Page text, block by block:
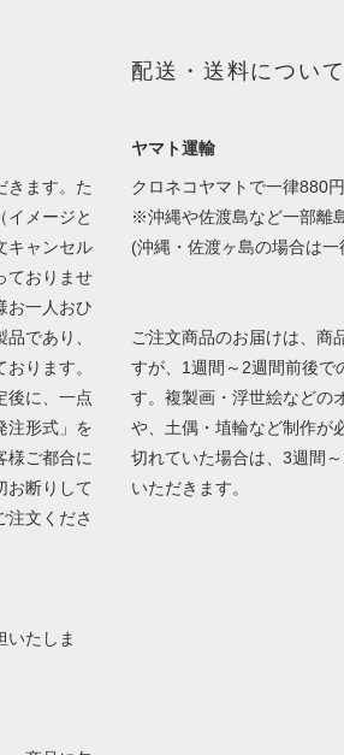
きます。た
イメージと
キャンセル
ておりませ
お一人おひ
であり、
ります。
後に、一点
注形式」を
様ご都合に
お断りして
注文くださ
いたしま
配送・送料について
ヤマト運輸
クロネコヤマトで一律880円
※沖縄や佐渡島など一部離
(沖縄・佐渡ヶ島の場合は
ご注文商品のお届けは、商
すが、1週間～2週間前後で
す。複製画・浮世絵などの
や、土偶・埴輪など制作が
切れていた場合は、3週間
いただきます。